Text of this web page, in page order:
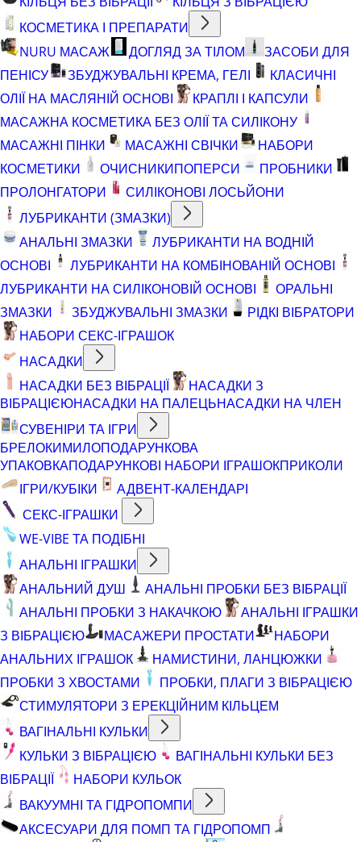
КОСМЕТИКА І ПРЕПАРАТИ
NURU МАСАЖ
ДОГЛЯД ЗА ТІЛОМ
ЗАСОБИ ДЛЯ
ПЕНІСУ
ЗБУДЖУВАЛЬНІ КРЕМА, ГЕЛІ
КЛАСИЧНІ
ОЛІЇ НА МАСЛЯНІЙ ОСНОВІ
КРАПЛІ І КАПСУЛИ
МАСАЖНА КОСМЕТИКА БЕЗ ОЛІЇ ТА СИЛІКОНУ
МАСАЖНІ ПІНКИ
МАСАЖНІ СВІЧКИ
НАБОРИ
КОСМЕТИКИ
ОЧИСНИКИПОПЕРСИ
ПРОБНИКИ
ПРОЛОНГАТОРИ
СИЛІКОНОВІ ЛОСЬЙОНИ
ЛУБРИКАНТИ (ЗМАЗКИ)
АНАЛЬНІ ЗМАЗКИ
ЛУБРИКАНТИ НА ВОДНІЙ
ОСНОВІ
ЛУБРИКАНТИ НА КОМБІНОВАНІЙ ОСНОВІ
ЛУБРИКАНТИ НА СИЛІКОНОВІЙ ОСНОВІ
ОРАЛЬНІ
ЗМАЗКИ
ЗБУДЖУВАЛЬНІ ЗМАЗКИ
РІДКІ ВІБРАТОРИ
НАБОРИ СЕКС-ІГРАШОК
НАСАДКИ
НАСАДКИ БЕЗ ВІБРАЦІЇ
НАСАДКИ З
ВІБРАЦІЄЮНАСАДКИ НА ПАЛЕЦЬНАСАДКИ НА ЧЛЕН
СУВЕНІРИ ТА ІГРИ
БРЕЛОКИМИЛОПОДАРУНКОВА
УПАКОВКАПОДАРУНКОВІ НАБОРИ ІГРАШОКПРИКОЛИ
ІГРИ/КУБІКИ
АДВЕНТ-КАЛЕНДАРІ
СЕКС-ІГРАШКИ
WE-VIBE ТА ПОДІБНІ
АНАЛЬНІ ІГРАШКИ
АНАЛЬНИЙ ДУШ
АНАЛЬНІ ПРОБКИ БЕЗ ВІБРАЦІЇ
АНАЛЬНІ ПРОБКИ З НАКАЧКОЮ
АНАЛЬНІ ІГРАШКИ
З ВІБРАЦІЄЮ
МАСАЖЕРИ ПРОСТАТИ
НАБОРИ
АНАЛЬНИХ ІГРАШОК
НАМИСТИНИ, ЛАНЦЮЖКИ
ПРОБКИ З ХВОСТАМИ
ПРОБКИ, ПЛАГИ З ВІБРАЦІЄЮ
СТИМУЛЯТОРИ З ЕРЕКЦІЙНИМ КІЛЬЦЕМ
ВАГІНАЛЬНІ КУЛЬКИ
КУЛЬКИ З ВІБРАЦІЄЮ
ВАГІНАЛЬНІ КУЛЬКИ БЕЗ
ВІБРАЦІЇ
НАБОРИ КУЛЬОК
ВАКУУМНІ ТА ГІДРОПОМПИ
АКСЕСУАРИ ДЛЯ ПОМП ТА ГІДРОПОМП